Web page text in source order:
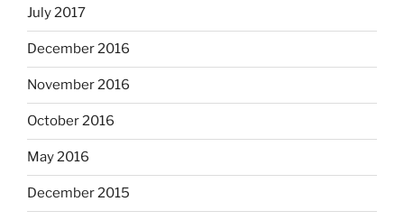
July 2017
December 2016
November 2016
October 2016
May 2016
December 2015